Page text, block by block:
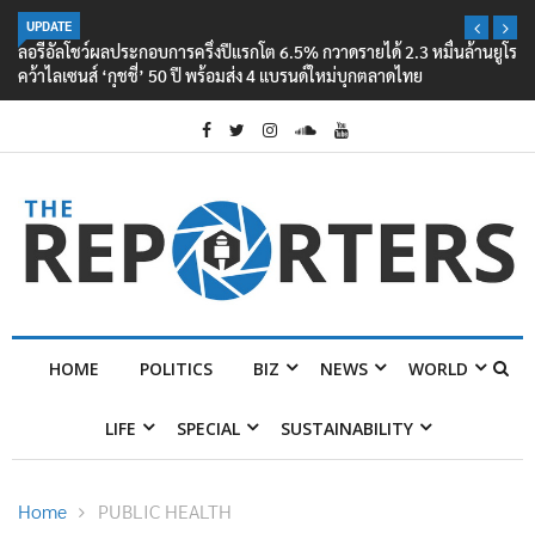
UPDATE
ลอรีอัลโชว์ผลประกอบการครึ่งปีแรกโต 6.5% กวาดรายได้ 2.3 หมื่นล้านยูโร
คว้าไลเซนส์ ‘กุชชี่’ 50 ปี พร้อมส่ง 4 แบรนด์ใหม่บุกตลาดไทย
HOME POLITICS BIZ NEWS WORLD
LIFE SPECIAL SUSTAINABILITY
Home PUBLIC HEALTH